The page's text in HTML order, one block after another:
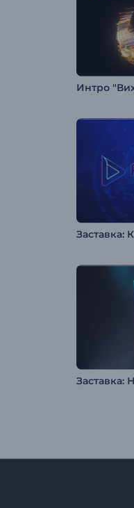
Заставка: